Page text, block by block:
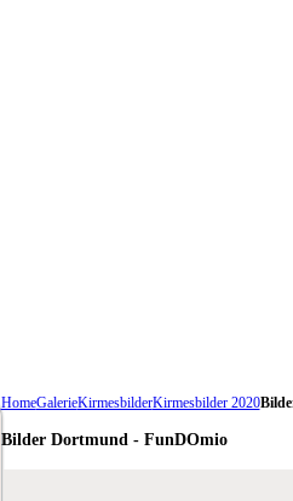
HomeGalerieKirmesbilderKirmesbilder 2020
Bilder Dortmund - FunDOmio